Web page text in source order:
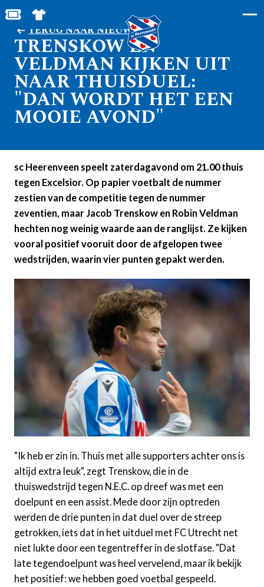
BESTEL JOUW TICKETS
SHOP IN DE FEANSTORE
TERUG NAAR NIEUWS
TRENSKOW EN
VELDMAN KIJKEN UIT
NAAR THUISDUEL:
"DAN WORDT HET EEN
MOOIE AVOND"
sc Heerenveen speelt zaterdagavond om 21.00 thuis
tegen Excelsior. Op papier voetbalt de nummer
zestien van de competitie tegen de nummer
zeventien, maar Jacob Trenskow en Robin Veldman
hechten nog weinig waarde aan de ranglijst. Ze kijken
vooral positief vooruit door de afgelopen twee
wedstrijden, waarin vier punten gepakt werden.
"Ik heb er zin in. Thuis met alle supporters achter ons is
altijd extra leuk", zegt Trenskow, die in de
thuiswedstrijd tegen N.E.C. op dreef was met een
doelpunt en een assist. Mede door zijn optreden
werden de drie punten in dat duel over de streep
getrokken, iets dat in het uitduel met FC Utrecht net
niet lukte door een tegentreffer in de slotfase. "Dat
late tegendoelpunt was heel vervelend, maar ik bekijk
het positief: we hebben goed voetbal gespeeld.